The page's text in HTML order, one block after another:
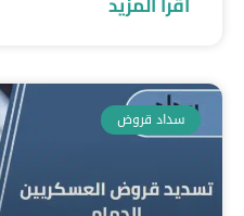
سداد قروض